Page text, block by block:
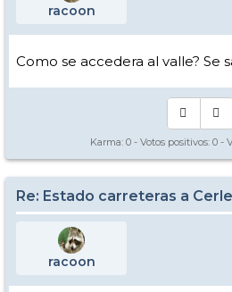
racoon
Como se accedera al valle? Se
Karma: 0 - Votos positivos: 0 -
Re: Estado carreteras a
racoon